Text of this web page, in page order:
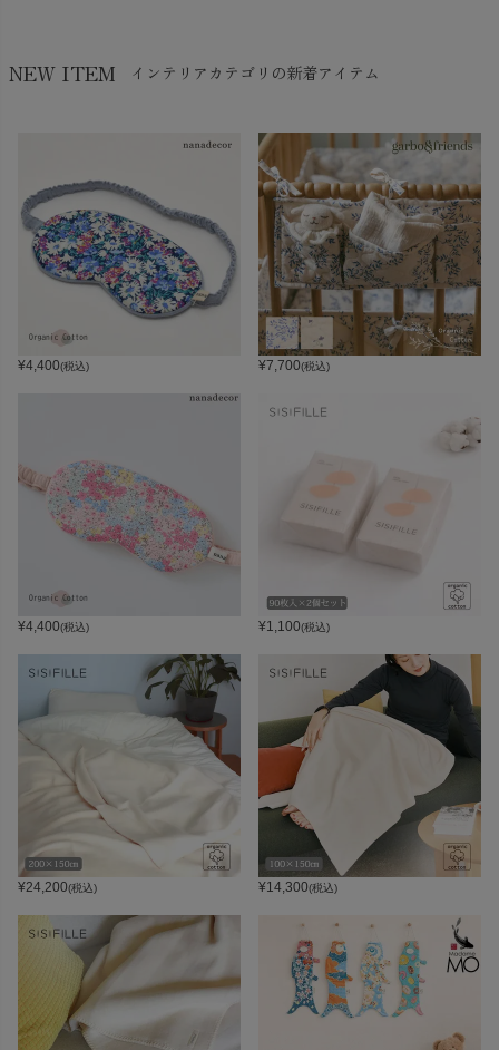
NEW ITEM インテリアカテゴリの新着アイテム
¥4,400(税込) ¥7,700(税込)
¥4,400(税込) ¥1,100(税込)
¥24,200(税込) ¥14,300(税込)